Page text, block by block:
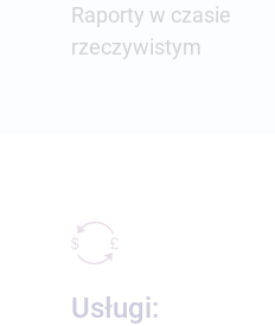
Raporty w czasie
rzeczywistym
Usługi: